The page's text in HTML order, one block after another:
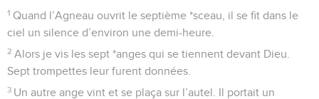
1 Quand l’Agneau ouvrit le septième *sceau, il se fit dans le
ciel un silence d’environ une demi-heure.
2 Alors je vis les sept *anges qui se tiennent devant Dieu.
Sept trompettes leur furent données.
3 Un autre ange vint et se plaça sur l’autel. Il portait un